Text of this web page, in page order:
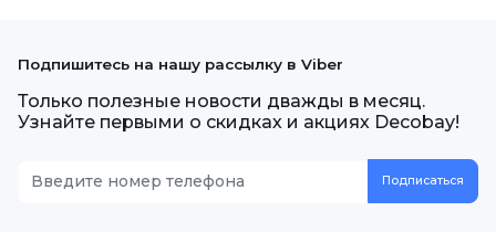
Подпишитесь на нашу рассылку в Viber
Только полезные новости дважды в месяц.
Узнайте первыми о скидках и акциях Decobay!